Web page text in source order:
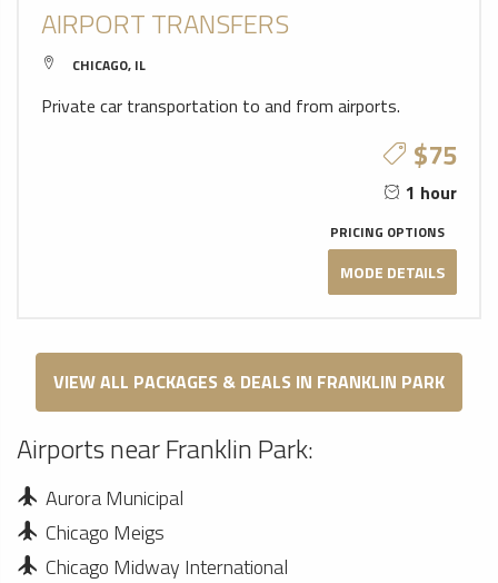
AIRPORT TRANSFERS
CHICAGO, IL
Private car transportation to and from airports.
$75
1 hour
PRICING OPTIONS
MODE DETAILS
VIEW ALL PACKAGES & DEALS IN FRANKLIN PARK
Airports near Franklin Park:
Aurora Municipal
Chicago Meigs
Chicago Midway International